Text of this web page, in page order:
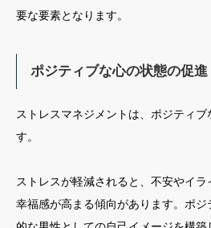
要な要素となります。
ポジティブな心の状態の促進
ストレスマネジメントは、ポジティ
す。
ストレスが軽減されると、不安やイ
幸福感が高まる傾向があります。ポ